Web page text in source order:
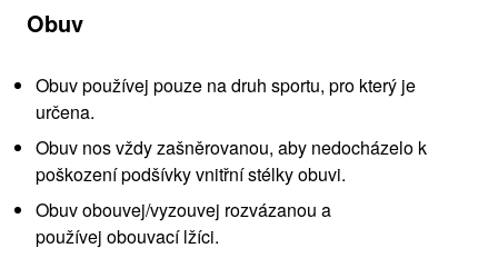
Obuv
Obuv používej pouze na druh sportu, pro který je
určena.
Obuv nos vždy zašněrovanou, aby nedocházelo k
poškození podšívky vnitřní stélky obuvi.
Obuv obouvej/vyzouvej rozvázanou a
používej obouvací lžíci.